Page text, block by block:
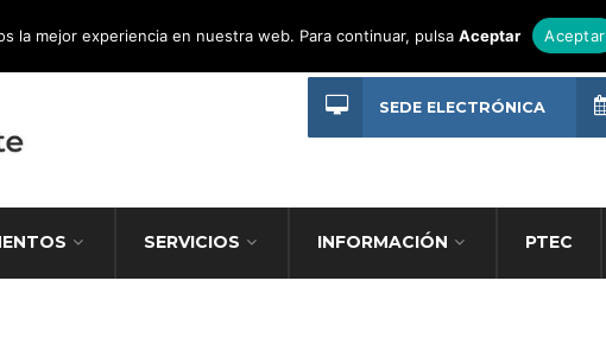
SERVICIOS INFORMACIÓN PTEC
SEDE ELECTRÓNICA
la mejor experiencia en nuestra web. Para continuar, pulsaAceptar Aceptar